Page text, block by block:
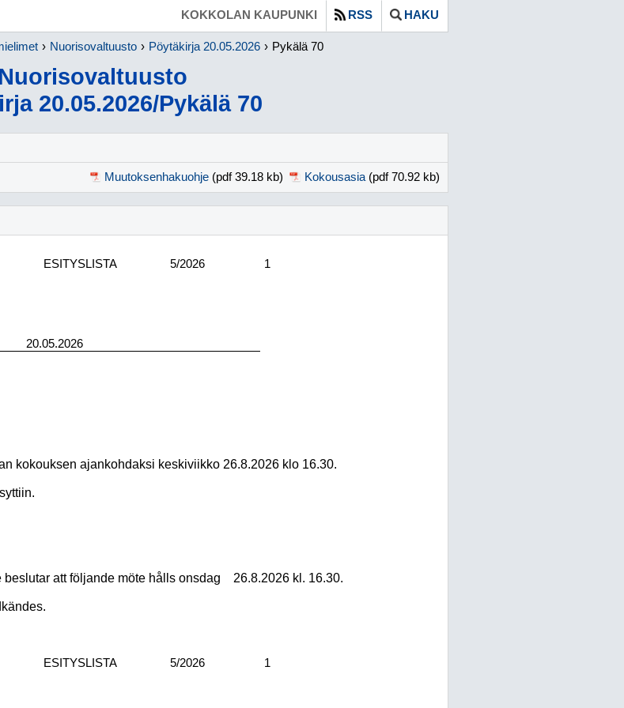
SUORAAN PÄÄSISÄLTÖÖNKOKKOLAN KAUPUNKI RSS HAKU
Nuorisovaltuusto Pöytäkirja 20.05.2026 Pykälä 70
Nuorisovaltuusto
20.05.2026/Pykälä 70
Muutoksenhakuohje (pdf 39.18 kb) Kokousasia (pdf 70.92 kb)
ESITYSLISTA 5/2026 1
20.05.2026
kokouksen ajankohdaksi keskiviikko 26.8.2026 klo 16.30.
att följande möte hålls onsdag 26.8.2026 kl. 16.30.
ESITYSLISTA 5/2026 1